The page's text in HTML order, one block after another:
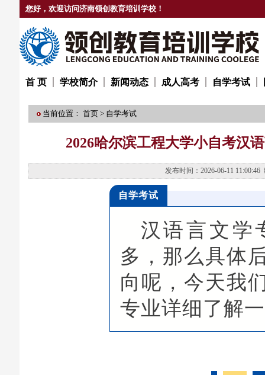
您好，欢迎访问济南领创教育培训学校！
首 页 学校简介 新闻动态 成人高考 自学考试
当前位置： 首页 > 自学考试
2026哈尔滨工程大学小自考汉
发布时间：2026-06-11
自学考试
汉语言文学
多，那么具体
向呢，今天我
专业详细了解